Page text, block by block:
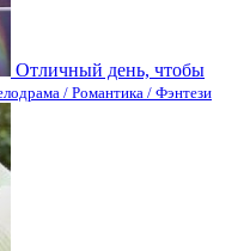
Отличный день, чтобы
/ Романтика / Фэнтези